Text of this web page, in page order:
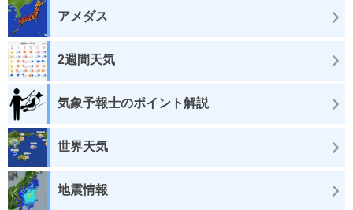
アメダス
2週間天気
気象予報士のポイント解説
世界天気
地震情報